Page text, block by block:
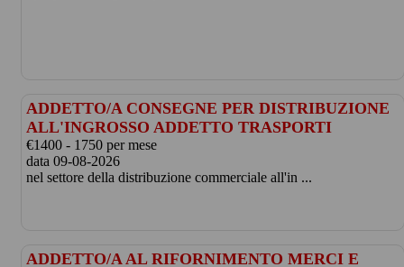
ADDETTO/A CONSEGNE PER DISTRIBUZIONE
ALL'INGROSSO ADDETTO TRASPORTI
€1400 - 1750 per mese
data 09-08-2026
nel settore della distribuzione commerciale all'in ...
ADDETTO/A AL RIFORNIMENTO MERCI E